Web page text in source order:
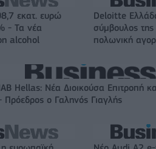
εκατ. ευρώ
- Τα νέα
alcohol
Deloitte
σύμβουλος
πολωνική
Hellas: Νέα Διοικούσα Επιτροπή
Πρόεδρος ο Γαληνός Γιαγλής